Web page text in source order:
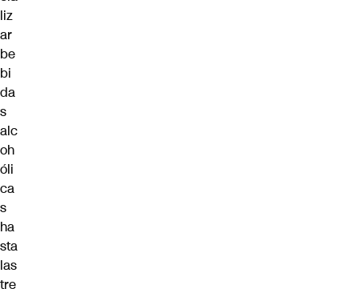
liz
ar
be
bi
da
s
alc
oh
óli
ca
s
ha
sta
las
tre